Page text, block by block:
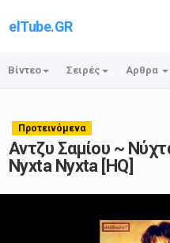
elTube.GR
Βίντεο Σειρές Αρθρα
Προτεινόμενα
Αντζυ Σαμίου ~
Nyxta Nyxta [HQ]